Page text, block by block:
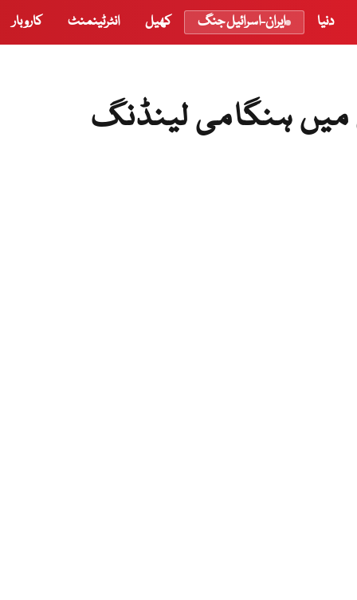
دنیا ایران-اسرائیل جنگ کھیل انٹرٹینمنٹ کاروبار
میں ہنگامی لینڈنگ